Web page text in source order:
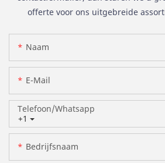
offerte voor ons uitgebreide
Naam
E-Mail
+1
Telefoon/whatsapp
Bedrijfsnaam